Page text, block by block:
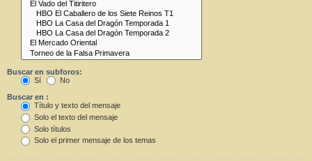
Buscar en subforos:
Sí
No
Buscar en :
Título y texto del mensaje
Solo el texto del mensaje
Solo títulos
Solo el primer mensaje de los temas